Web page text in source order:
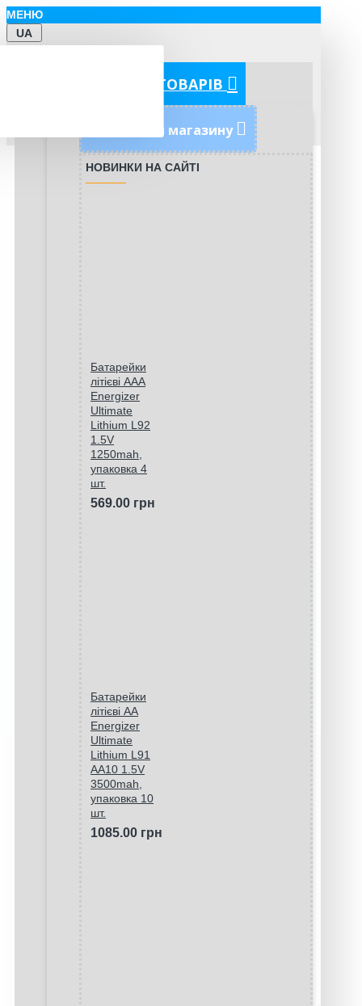
МЕНЮ
UA
КАТЕГОРІЇ ТОВАРІВ
Новинки магазину
НОВИНКИ НА САЙТІ
Батарейки
літієві ААA
Energizer
Ultimate
Lithium L92
1.5V
1250mah,
упаковка 4
шт.
569.00 грн
Батарейки
літієві AA
Energizer
Ultimate
Lithium L91
AA10 1.5V
3500mah,
упаковка 10
шт.
1085.00 грн